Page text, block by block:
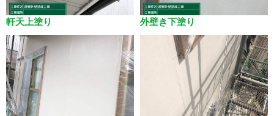
軒天上塗り 外壁き下塗り